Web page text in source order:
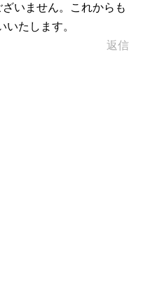
いません。これからも
たします。
返信